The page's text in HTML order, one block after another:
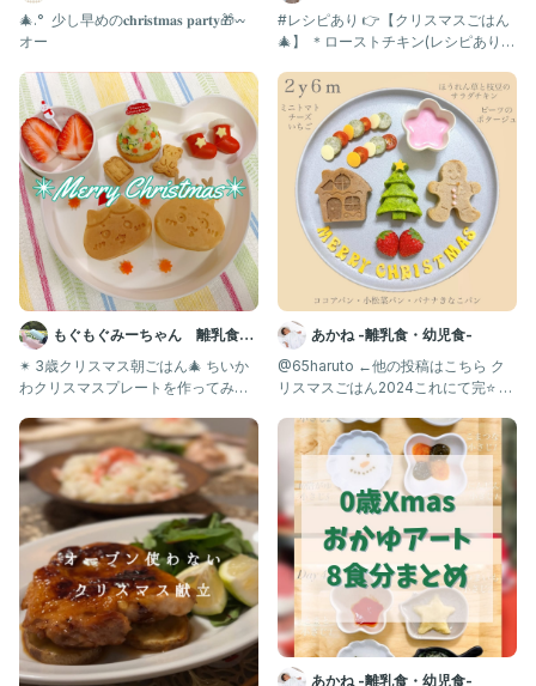
/
🎄.° ⁡ 少し早めの𝐜𝐡𝐫𝐢𝐬𝐭𝐦𝐚𝐬 𝐩𝐚𝐫𝐭𝐲🎁𖥦 ⁡
オー
もぐもぐみーちゃん 離乳食・
幼児食記録
✴︎ 3歳クリスマス朝ごはん🎄 ちいか
わクリスマスプレートを作ってみま
#レシピあり 👉【クリスマスごはん
🎄】 ＊ローストチキン(レシピあり)
あかね -離乳食・幼児食-
@65haruto ←他の投稿はこちら ク
リスマスごはん2024これにて完⭐️ 見
あかね -離乳食・幼児食-